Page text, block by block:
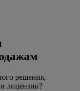
решения,
лицензии?